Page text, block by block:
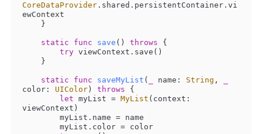
CoreDataProvider .shared.persistentContainer.vi
ewContext
static func save () throws {
try viewContext.save()
static func saveMyList ( name : String ,
color : UIColor ) throws {
let myList = MyList (context:
viewContext)
        myList.name
= name
        myList.color
= color